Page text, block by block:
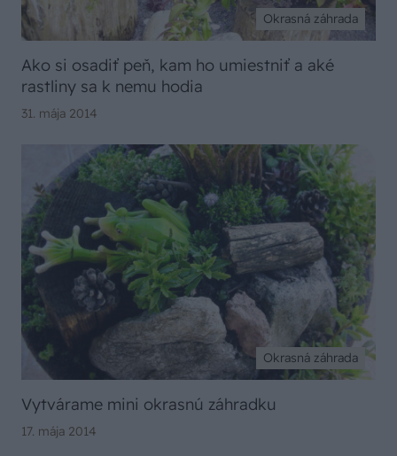
Okrasná záhrada
Ako si osadiť peň, kam ho umiestniť a aké
rastliny sa k nemu hodia
31. mája 2014
Okrasná záhrada
Vytvárame mini okrasnú záhradku
17. mája 2014